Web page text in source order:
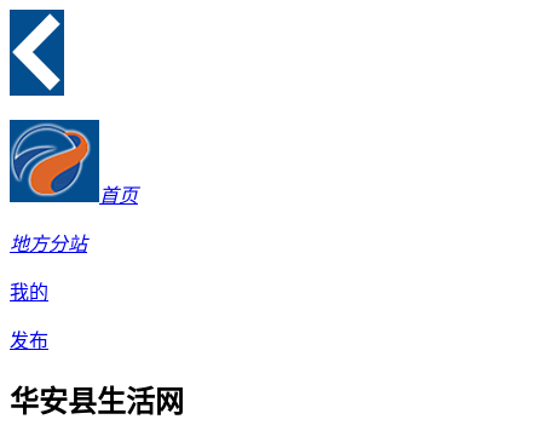
首页
地方分站
我的
发布
华安县生活网